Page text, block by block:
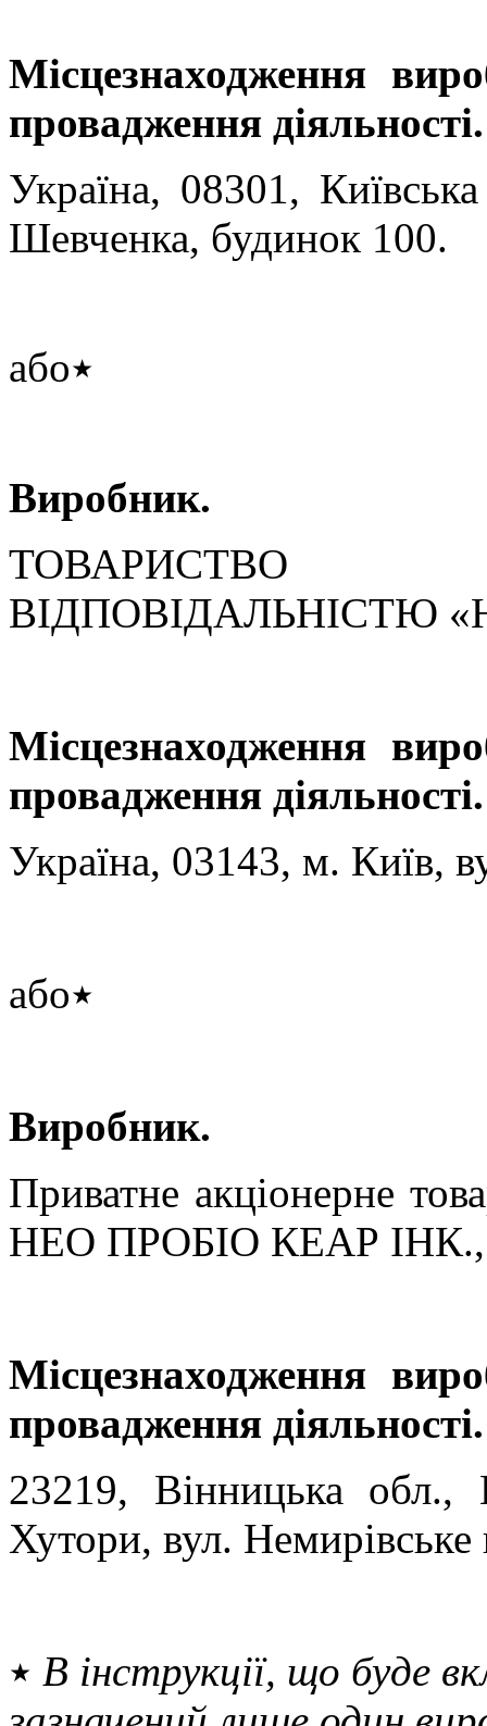
Місцезнаходження
провадження діяльності.
Україна, 08301,
Шевченка, будинок 100.
або٭
Виробник.
ВІДПОВІДАЛЬНІСТЮ
Місцезнаходження
провадження діяльності.
Україна, 03143, м. Київ,
або٭
Виробник.
Приватне акціонерне
НЕО ПРОБІО КЕАР ІНК.,
Місцезнаходження
провадження діяльності.
23219, Вінницька обл.,
Хутори, вул.
٭ В інструкції, що буде